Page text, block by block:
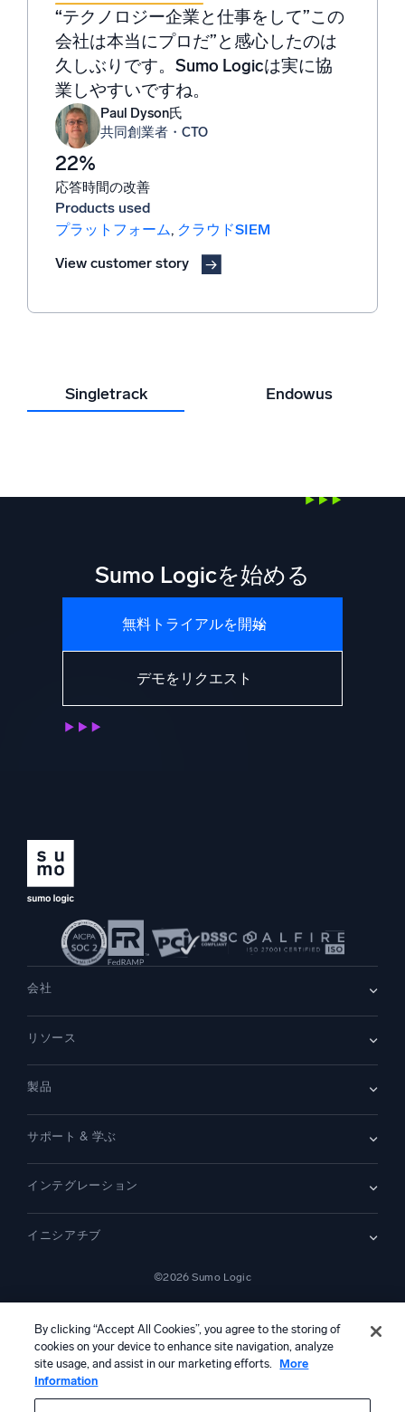
“テクノロジー企業と仕事をして”この
会社は本当にプロだ”と感心したのは
久しぶりです。Sumo Logicは実に協
業しやすいですね。
Paul Dyson氏
共同創業者・CTO
22%
応答時間の改善
Products used
プラットフォーム, クラウドSIEM
View customer story
“Sumo Logicは、影響力の大きい発見
を特定し、調査と修復への明確な道筋
を示すことで、影響力の加速を支援し
ます。これらすべてが、合理化された
統合型クラウドSIEMプラットフォー
ムを通じて提供されます。
情報セキュリティ部長
90% 削減
アラート調査時間の短縮
Products used
“Sumo Logicは、アラートが重要かど
うかを事前に判断し、場合によっては
自動的にアラートを処理してくれま
す。
Ryan Breed氏
シニアセキュリティエンジニア
10,000
のクラウドを監視および保護
Products used
インフラ監視,脅威の検出、調査、対応
View customer story
“特に、Sumo Logicの強力なクエリ機
能は競争優位性をもたらすもので、類
似したエラーや頻繁に問題が発生する
ソフトウェアバージョンの特定など、
洞察に富んだ結果を提供してくれま
す。
Youngjip Kim氏
エグゼクティブバイスプレジデント、AIチーム
責任者
35 TB
Products used
“問題のトラブルシューティングを行
う際には、ログほど優れたものはあり
ません。そのため、ログを可視化し、
問題を迅速に把握して対処すること
で、平均解決時間（MTTR）を短縮で
きるようにします。
電子商取引/デジタルおよびマーケティ
ングシステム担当ITディレクター
Singletrack Endowus
Sumo Logicを始める
無料トライアルを開始
デモをリクエスト
会社
採用情報
リーダーシップ
ニュースルーム
お問い合わせ
リソース
顧客事例
デモ
製品
SIEM
セキュリティ用ログ
監視とトラブルシューティング
比較
サポート & 学ぶ
コミュニティ
サポート
プラットフォームステータス
インテグレーション
Amazon S3 監査
PCI コンプライアンス
すべて表示
イニシアチブ
デジタル顧客体験
ツール統合
©2026 Sumo Logic
—
カリフォルニア州プライバシー通知 AI への指示日本語
本コンテンツは生成AIシステムによって翻訳されている可能性があ
り、情報提供のみを目的としています。不正確さ、誤り、または偏り
By clicking “Accept All Cookies”, you agree to the storing of
cookies on your device to enhance site navigation, analyze
site usage, and assist in our marketing efforts.
More
Information